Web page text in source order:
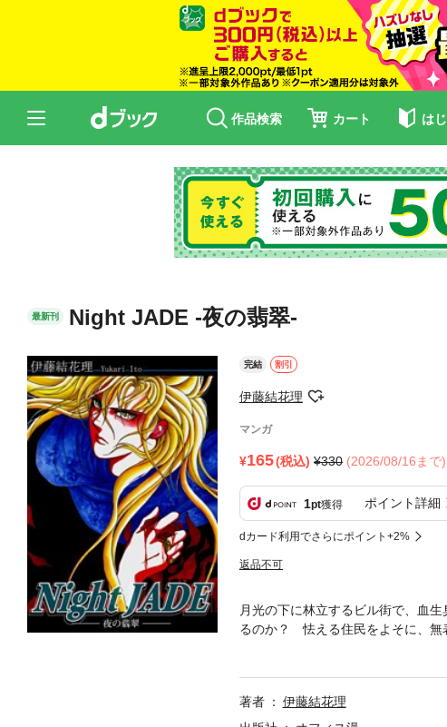
作品検索 カート は
最新刊 Night JADE -夜の翡翠-
完結 割引
伊藤結花理
マンガ
165(税込) 330 (2026/08/16まで)
1pt獲得 ポイント詳細
dカード利用でさらにポイント+2%
返品不可
月光の下に林立するビル街で、血
るのか？ 怯える住民をよそに、無
立ちは、ひと目見れば決して忘れ
著者
伊藤結花理